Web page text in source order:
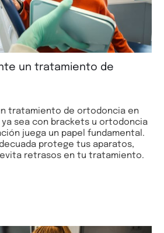
un tratamiento de
tratamiento de ortodoncia en
ya sea con brackets u ortodoncia
juega un papel fundamental.
protege tus aparatos,
retrasos en tu tratamiento.